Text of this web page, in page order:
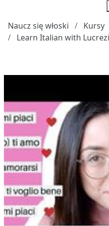
Naucz się włoski
Kursy
Learn Italian with